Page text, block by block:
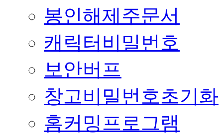
봉인해제주문서
캐릭터비밀번호
보안버프
창고비밀번호초기화
홈커밍프로그램